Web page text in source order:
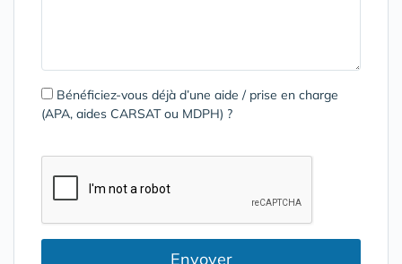
Bénéficiez-vous déjà d’une aide / prise en charge
(APA, aides CARSAT ou MDPH) ?
Envoyer